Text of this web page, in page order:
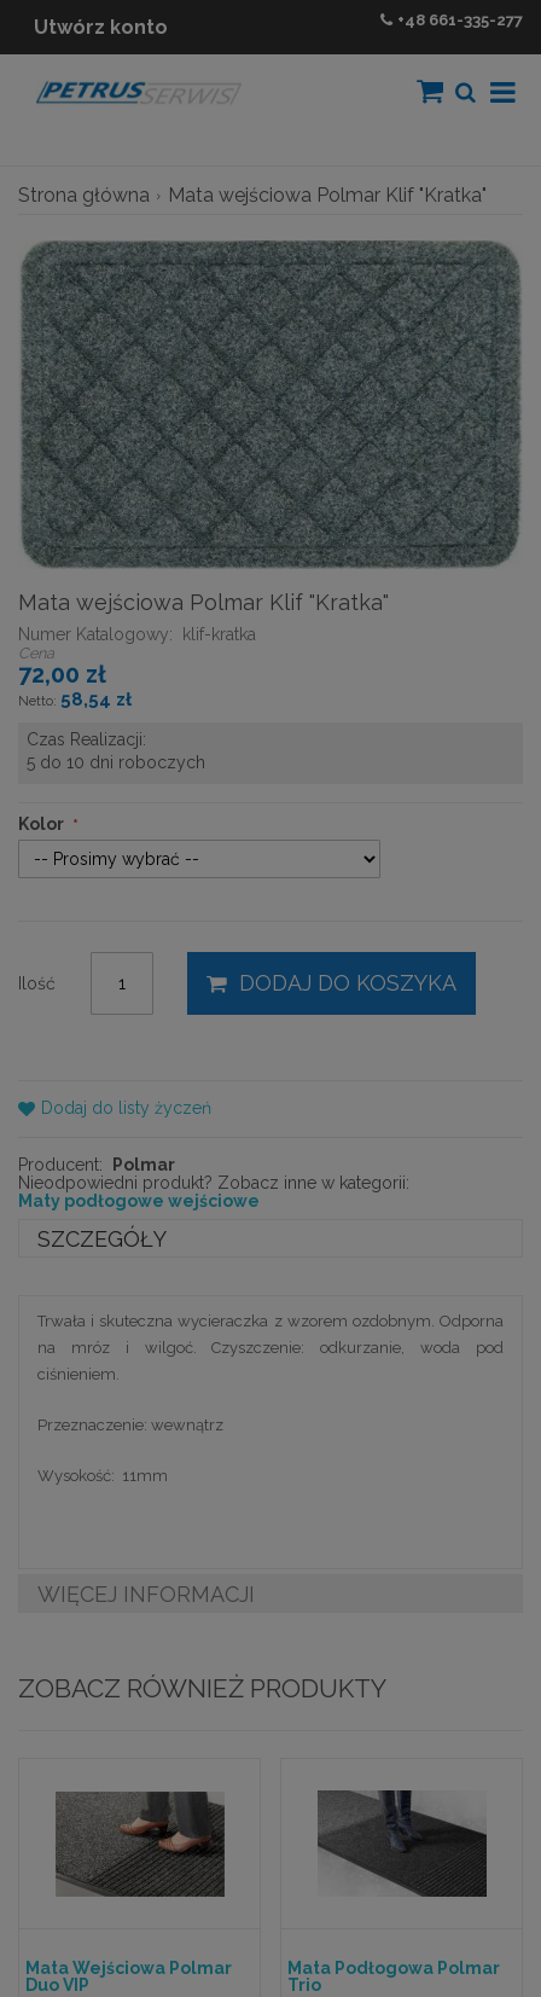
Utwórz konto +48 661-335-277
Strona główna Mata wejściowa Polmar Klif "Kratka"
Mata wejściowa Polmar Klif "Kratka"
Numer Katalogowy: klif-kratka
Cena
72,00 zł
58,54 zł
Czas Realizacji:
5 do 10 dni roboczych
Kolor
Ilość DODAJ DO KOSZYKA
Dodaj do listy życzeń
Producent:
Polmar
Nieodpowiedni produkt? Zobacz inne w kategorii:
Maty podłogowe wejściowe
SZCZEGÓŁY
Trwała i skuteczna wycieraczka z wzorem ozdobnym. Odporna
na mróz i wilgoć. Czyszczenie: odkurzanie, woda pod
ciśnieniem.
Przeznaczenie: wewnątrz
Wysokość: 11mm
WIĘCEJ INFORMACJI
ZOBACZ RÓWNIEŻ PRODUKTY
Mata Wejściowa Polmar
Duo VIP
Mata Podłogowa Polmar
Trio